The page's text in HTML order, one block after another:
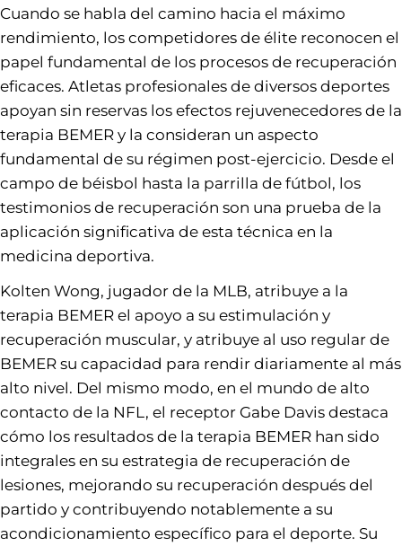
Cuando se habla del camino hacia el máximo
rendimiento, los competidores de élite reconocen el
papel fundamental de los procesos de recuperación
eficaces. Atletas profesionales de diversos deportes
apoyan sin reservas los efectos rejuvenecedores de la
terapia BEMER y la consideran un aspecto
fundamental de su régimen post-ejercicio. Desde el
campo de béisbol hasta la parrilla de fútbol, los
testimonios de recuperación son una prueba de la
aplicación significativa de esta técnica en la
medicina deportiva.
Kolten Wong, jugador de la MLB, atribuye a la
terapia BEMER el apoyo a su estimulación y
recuperación muscular, y atribuye al uso regular de
BEMER su capacidad para rendir diariamente al más
alto nivel. Del mismo modo, en el mundo de alto
contacto de la NFL, el receptor Gabe Davis destaca
cómo los resultados de la terapia BEMER han sido
integrales en su estrategia de recuperación de
lesiones, mejorando su recuperación después del
partido y contribuyendo notablemente a su
acondicionamiento específico para el deporte. Su